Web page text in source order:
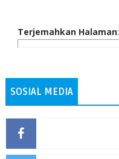
Terjemahkan Halaman:
SOSIAL MEDIA